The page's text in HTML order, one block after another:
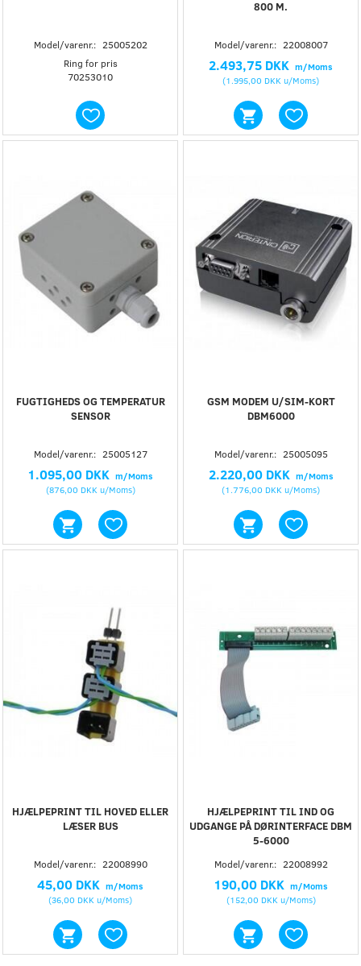
Model/varenr.: 25005202
Ring for pris
70253010
800 M.
Model/varenr.: 22008007
2.493,75 DKK m/Moms
(1.995,00 DKK u/Moms)
FUGTIGHEDS OG TEMPERATUR
SENSOR
Model/varenr.: 25005127
1.095,00 DKK m/Moms
(876,00 DKKu/Moms)
GSM MODEM U/SIM-KORT
DBM6000
Model/varenr.: 25005095
2.220,00 DKK m/Moms
(1.776,00 DKK u/Moms)
HJÆLPEPRINT TIL HOVED ELLER
LÆSER BUS
Model/varenr.: 22008990
45,00 DKK m/Moms
(36,00 DKK u/Moms)
HJÆLPEPRINT TIL IND OG
UDGANGE PÅ DØRINTERFACE DBM
5-6000
Model/varenr.: 22008992
190,00 DKK m/Moms
(152,00 DKK u/Moms)